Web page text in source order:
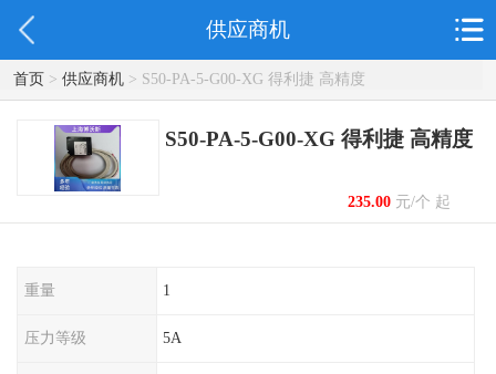
供应商机
首页> 供应商机> S50-PA-5-G00-XG 得利捷 ‌高精度‌
S50-PA-5-G00-XG 得利捷 ‌高精度‌
235.00元/个 起
重量 1
压力等级 5A